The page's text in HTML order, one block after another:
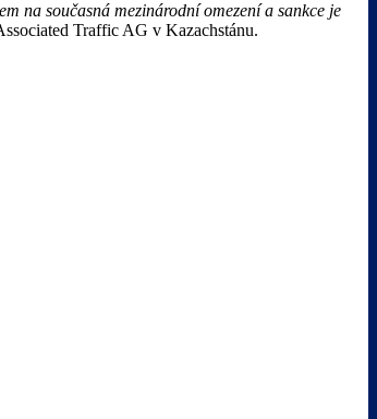
na současná mezinárodní omezení a sankce je
Traffic AG v Kazachstánu.